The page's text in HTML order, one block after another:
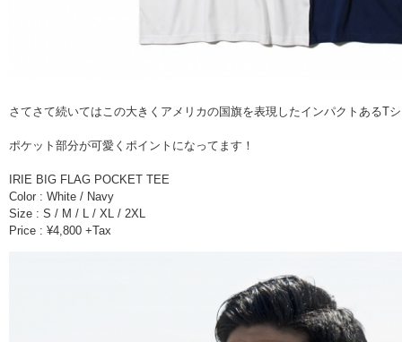
さてさて続いてはこの大きくアメリカの国旗を表現したインパクトあるT
ポケット部分が可愛くポイントになってます！
IRIE BIG FLAG POCKET TEE
Color : White / Navy
Size : S / M / L / XL / 2XL
Price : ¥4,800 +Tax